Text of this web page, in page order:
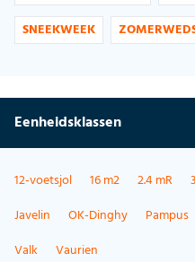
SNEEKWEEK
Eenheidsklassen
12-voetsjol 16 m2 2.4 mR
Javelin
OK-Dinghy Pampus
Valk
Vaurien